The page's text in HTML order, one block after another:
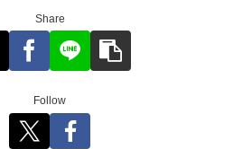
Share
Follow